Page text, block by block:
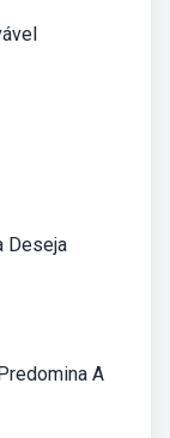
Deseja
A